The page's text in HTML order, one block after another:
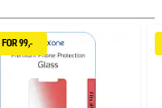
til knapper og
som giver mulighed
99,-